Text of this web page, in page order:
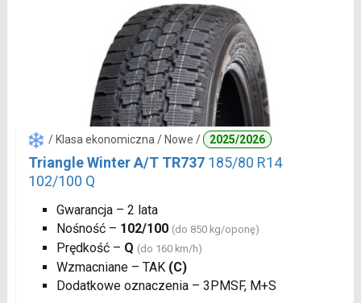
/ Klasa ekonomiczna / Nowe / 2025/2026
Triangle Winter A/T TR737 185/80 R14
102/100 Q
Gwarancja – 2 lata
Nośność – 102/100 (do 850 kg/oponę)
Prędkość – Q (do 160 km/h)
Wzmacniane – TAK (C)
Dodatkowe oznaczenia – 3PMSF, M+S